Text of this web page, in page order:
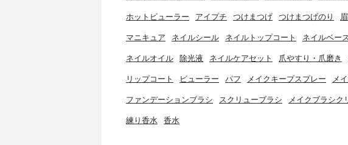
ホットビューラー アイプチ つけまつげ つけまつげのり
マニキュア ネイルシール ネイルトップコート ネイルベー
ネイルオイル 除光液 ネイルケアセット 爪やすり・爪磨き
リップコート ビューラー パフ メイクキープスプレー メ
ファンデーションブラシ スクリューブラシ メイクブラシク
練り香水 香水